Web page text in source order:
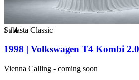
1/4
Subasta Classic
1998 | Volkswagen T4 Kombi 2.0
Vienna Calling - coming soon